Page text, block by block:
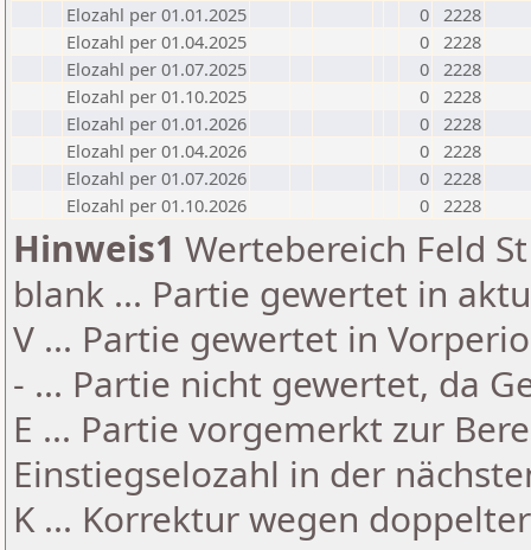
Elozahl per 01.01.2025
0 2228
Elozahl per 01.04.2025
0 2228
Elozahl per 01.07.2025
0 2228
Elozahl per 01.10.2025
0 2228
Elozahl per 01.01.2026
0 2228
Elozahl per 01.04.2026
0 2228
Elozahl per 01.07.2026
0 2228
Elozahl per 01.10.2026
0 2228
Hinweis1 Wertebereich Feld
blank ... Partie gewertet in
V ... Partie gewertet in
- ... Partie nicht gewertet, da
E ... Partie vorgemerkt zur
Einstiegselozahl in der
K ... Korrektur wegen